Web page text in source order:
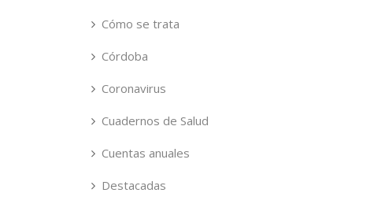
Cómo se trata
Córdoba
Coronavirus
Cuadernos de Salud
Cuentas anuales
Destacadas